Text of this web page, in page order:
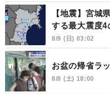
【地震】宮城
する最大震度4
8/9 (日) 03:02
お盆の帰省ラ
8/8 (土) 18:00